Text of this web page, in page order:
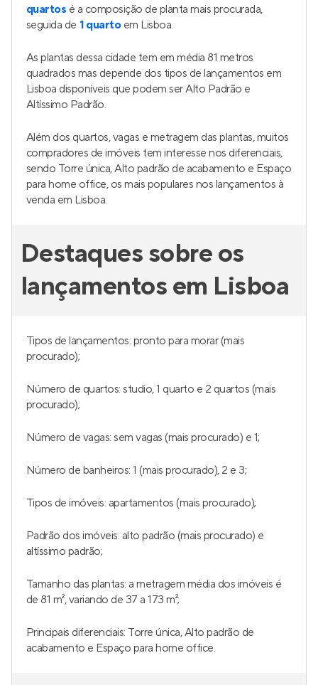
quartos é a composição de planta mais procurada,
seguida de 1 quartoem Lisboa.
As plantas dessa cidade tem em média 81 metros
quadrados mas depende dos tipos de lançamentos em
Lisboa disponíveis que podem ser Alto Padrão e
Altíssimo Padrão.
Além dos quartos, vagas e metragem das plantas, muitos
compradores de imóveis tem interesse nos diferenciais,
sendo Torre única, Alto padrão de acabamento e Espaço
para home office, os mais populares nos lançamentos à
venda em Lisboa.
Destaques sobre os
lançamentos em Lisboa
Tipos de lançamentos: pronto para morar (mais
procurado);
Número de quartos: studio, 1 quarto e 2 quartos (mais
procurado);
Número de vagas: sem vagas (mais procurado) e 1;
Número de banheiros: 1 (mais procurado), 2 e 3;
Tipos de imóveis: apartamentos (mais procurado);
Padrão dos imóveis: alto padrão (mais procurado) e
altíssimo padrão;
Tamanho das plantas: a metragem média dos imóveis é
de 81 m², variando de 37 a 173 m²;
Principais diferenciais: Torre única, Alto padrão de
acabamento e Espaço para home office.